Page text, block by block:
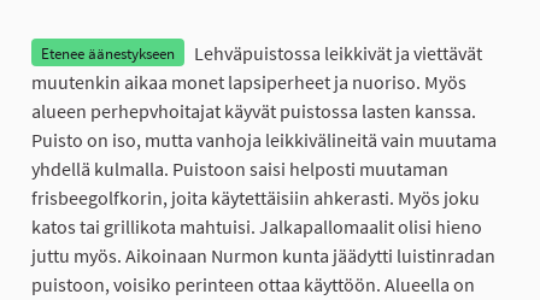
Etenee äänestykseen
Lehväpuistossa leikkivät ja viettävät
muutenkin aikaa monet lapsiperheet ja nuoriso. Myös
alueen perhepvhoitajat käyvät puistossa lasten kanssa.
Puisto on iso, mutta vanhoja leikkivälineitä vain muutama
yhdellä kulmalla. Puistoon saisi helposti muutaman
frisbeegolfkorin, joita käytettäisiin ahkerasti. Myös joku
katos tai grillikota mahtuisi. Jalkapallomaalit olisi hieno
juttu myös. Aikoinaan Nurmon kunta jäädytti luistinradan
puistoon, voisiko perinteen ottaa käyttöön. Alueella on